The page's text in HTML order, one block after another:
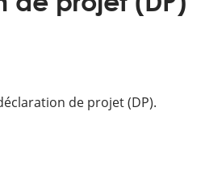
de projet (DP).